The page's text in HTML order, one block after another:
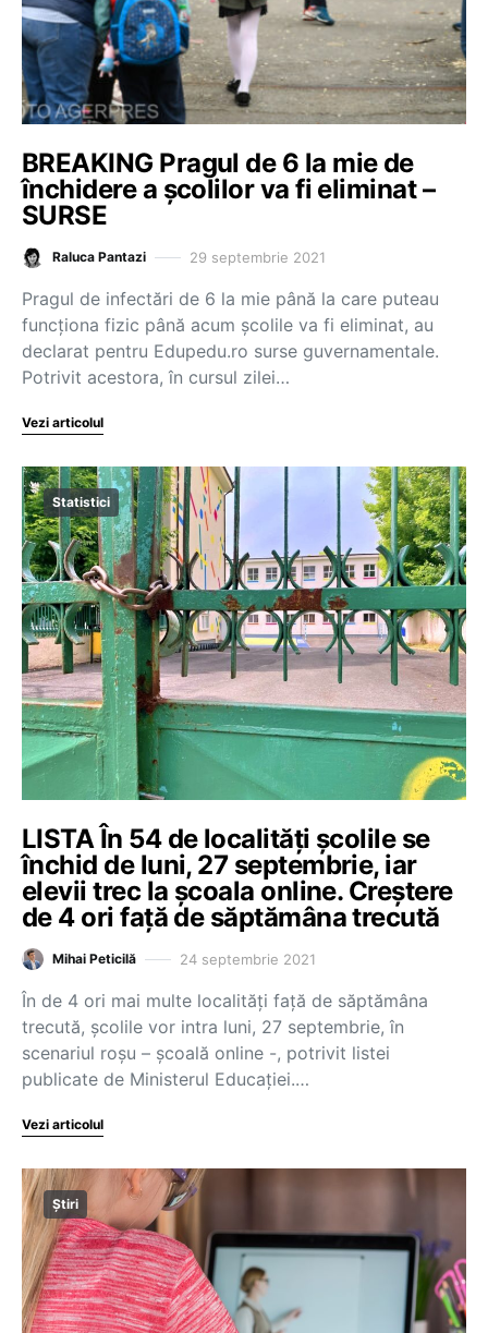
BREAKING Pragul de 6 la mie de
închidere a școlilor va fi eliminat –
SURSE
Raluca Pantazi 29 septembrie 2021
Pragul de infectări de 6 la mie până la care puteau
funcționa fizic până acum școlile va fi eliminat, au
declarat pentru Edupedu.ro surse guvernamentale.
Potrivit acestora, în cursul zilei…
Vezi articolul
Statistici
LISTA În 54 de localități școlile se
închid de luni, 27 septembrie, iar
elevii trec la școala online. Creștere
de 4 ori față de săptămâna trecută
Mihai Peticilă 24 septembrie 2021
În de 4 ori mai multe localități față de săptămâna
trecută, școlile vor intra luni, 27 septembrie, în
scenariul roșu – școală online -, potrivit listei
publicate de Ministerul Educației.…
Vezi articolul
Știri